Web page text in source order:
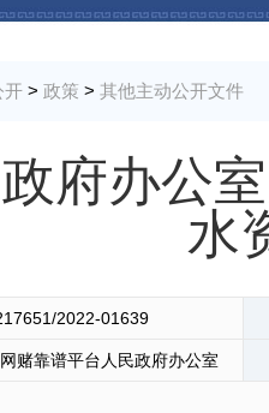
开 > 政策 > 其他主动公开文件
府办公
水
2022-01639
赌靠谱平台人民政府办公室